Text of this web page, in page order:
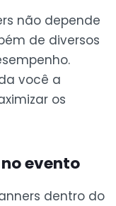
não depende
de diversos
você a
os
evento
dentro do